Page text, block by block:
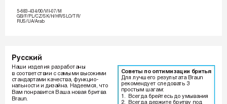
5-683-434/00/VII-07/M
GB/F/PL/CZ/SK/H/HR/SLO/TR/
RUS/UA/Arab
1 5 1 05.07.2007 15
05.07.2007
êÛÒÒÍËÈ
Наши изделия разработаны
Советы по оптимизации бритья
в соответствии с самыми высокими
Для лучшего результата Braun
стандартами качества, функцио-
рекомендует следовать 3
нальности и дизайна. Надеемся, что
простым шагам:
Вам понравится Ваша новая бритва
1. Всегда брейтесь до умывания
Braun.
2.
Всегда держите бритву под